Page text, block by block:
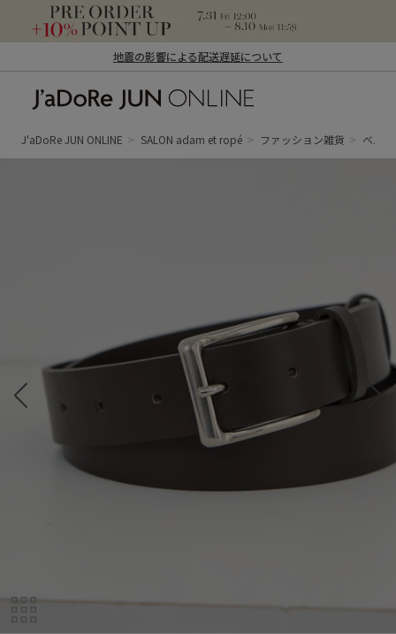
地震の影響による配送遅延について
ン オンライン）
J'aDoRe JUN ONLINE SALON adam et ropé ファッション雑貨 ベルト